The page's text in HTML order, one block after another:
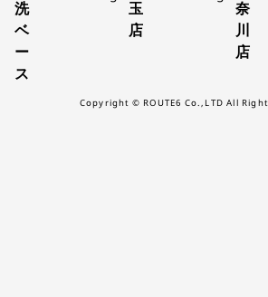
洗
ベ
ー
ス
玉
店
奈
川
店
Copyright © ROUTE6 Co.,LTD All